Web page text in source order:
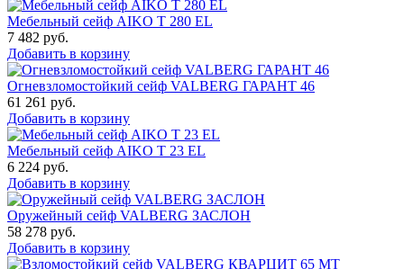
Мебельный сейф AIKO T 280 EL
7 482 руб.
Добавить в корзину
Огневзломостойкий сейф VALBERG ГАРАНТ 46
61 261 руб.
Добавить в корзину
Мебельный сейф AIKO Т 23 EL
6 224 руб.
Добавить в корзину
Оружейный сейф VALBERG ЗАСЛОН
58 278 руб.
Добавить в корзину